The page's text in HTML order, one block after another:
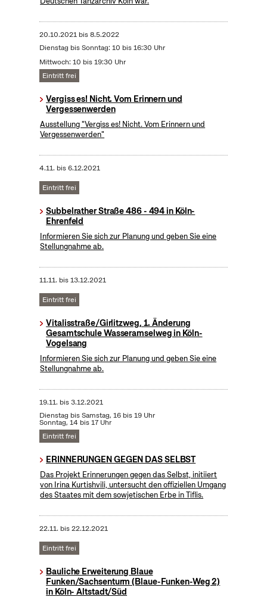
20.10.2021bis8.5.2022
Dienstag bis Sonntag: 10 bis 16:30 Uhr
Mittwoch: 10 bis 19:30 Uhr
Eintritt frei
Vergiss es! Nicht. Vom Erinnern und
Vergessenwerden
Ausstellung "Vergiss es! Nicht. Vom Erinnern und
Vergessenwerden"
4.11. bis6.12.2021
Eintritt frei
Subbelrather Straße 486 - 494 in Köln-
Ehrenfeld
Informieren Sie sich zur Planung und geben Sie eine
Stellungnahme ab.
11.11. bis13.12.2021
Eintritt frei
Vitalisstraße/Girlitzweg, 1. Änderung
Gesamtschule Wasseramselweg in Köln-
Vogelsang
Informieren Sie sich zur Planung und geben Sie eine
Stellungnahme ab.
19.11. bis3.12.2021
Dienstag bis Samstag, 16 bis 19 Uhr
Sonntag, 14 bis 17 Uhr
Eintritt frei
ERINNERUNGEN GEGEN DAS SELBST
Das Projekt Erinnerungen gegen das Selbst, initiiert
von Irina Kurtishvili, untersucht den offiziellen Umgang
des Staates mit dem sowjetischen Erbe in Tiflis.
22.11. bis22.12.2021
Eintritt frei
Bauliche Erweiterung Blaue
Funken/Sachsenturm (Blaue-Funken-Weg 2)
in Köln- Altstadt/Süd